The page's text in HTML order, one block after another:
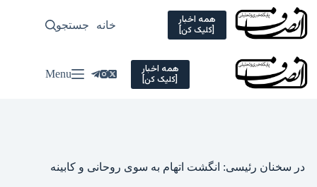
Skip
content
همه اخبار
[کلیک کن] خانه سیاسی
جستجو
همه اخبار
[کلیک کن] Menu
در سخنان رئیسی: انگشت اتهام به سوی روحانی و کابینه